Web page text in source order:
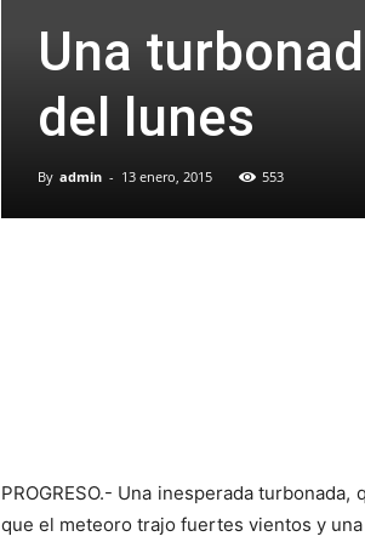
Una
del lunes
By admin - 13 enero, 2015 553
PROGRESO.- Una inesperada
que el meteoro trajo fuertes vientos y